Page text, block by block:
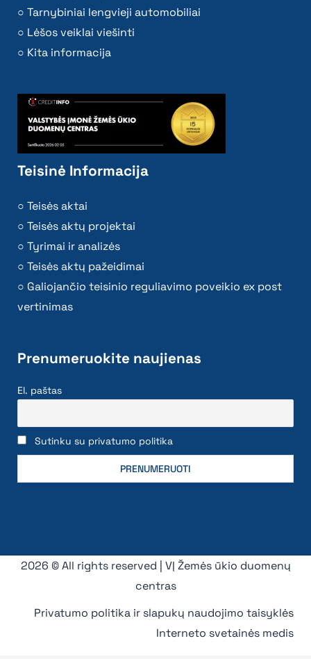
Tarnybiniai lengvieji automobiliai
Lėšos veiklai viešinti
Kita informacija
Teisinė Informacija
Teisės aktai
Teisės aktų projektai
Tyrimai ir analizės
Teisės aktų pažeidimai
Galiojančio teisinio reguliavimo poveikio ex post
vertinimas
Prenumeruokite naujienas
El. paštas
Sutinku su privatumo politika
2026 © All rights reserved | VĮ Žemės ūkio duomenų
centras
Privatumo politika ir slapukų naudojimo taisyklės
Interneto svetainės medis